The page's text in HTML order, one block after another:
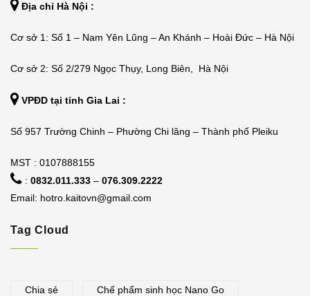
Địa chỉ Hà Nội :
Cơ sở 1: Số 1 – Nam Yên Lũng – An Khánh – Hoài Đức – Hà Nội
Cơ sở 2: Số 2/279 Ngọc Thụy, Long Biên, Hà Nội
VPĐD tại tỉnh Gia Lai :
Số 957 Trường Chinh – Phường Chi lăng – Thành phố Pleiku
MST : 0107888155
: 0832.011.333 – 076.309.2222
Email: hotro.kaitovn@gmail.com
Tag Cloud
Chia sẻ Chế phẩm sinh học Nano Go